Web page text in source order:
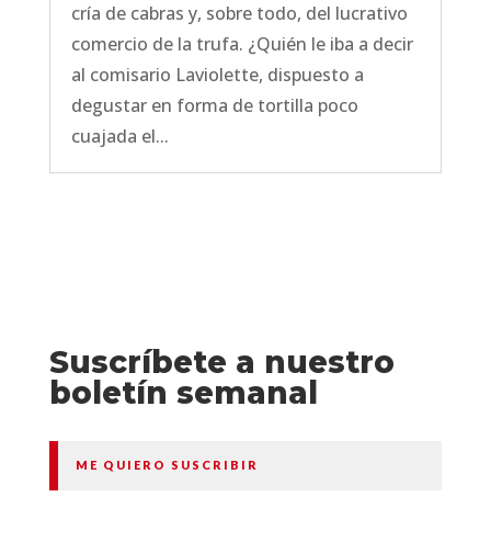
cría de cabras y, sobre todo, del lucrativo
comercio de la trufa. ¿Quién le iba a decir
al comisario Laviolette, dispuesto a
degustar en forma de tortilla poco
cuajada el...
Suscríbete a nuestro
boletín semanal
ME QUIERO SUSCRIBIR